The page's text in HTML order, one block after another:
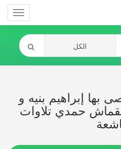
بها إبراهيم بنيه و
حمدي تلاوات